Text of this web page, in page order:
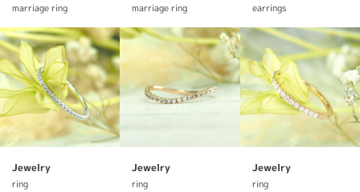
marriage ring marriage ring earrings
Jewelry
ring
Jewelry
ring
Jewelry
ring